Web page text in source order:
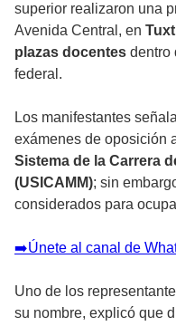
superior realizaron una
Avenida Central, en
plazas docentes dentro
federal.
Los manifestantes
exámenes de oposición
Sistema de la Carrera
(USICAMM); sin
considerados para
➡️Únete al canal de
Uno de los
su nombre, explicó que